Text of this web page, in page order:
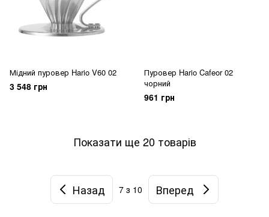
Мідний пуровер Hario V60 02
3 548 грн
Пуровер Hario Cafeor 02
чорний
961 грн
Показати ще 20 товарів
Назад 7 з 10 Вперед